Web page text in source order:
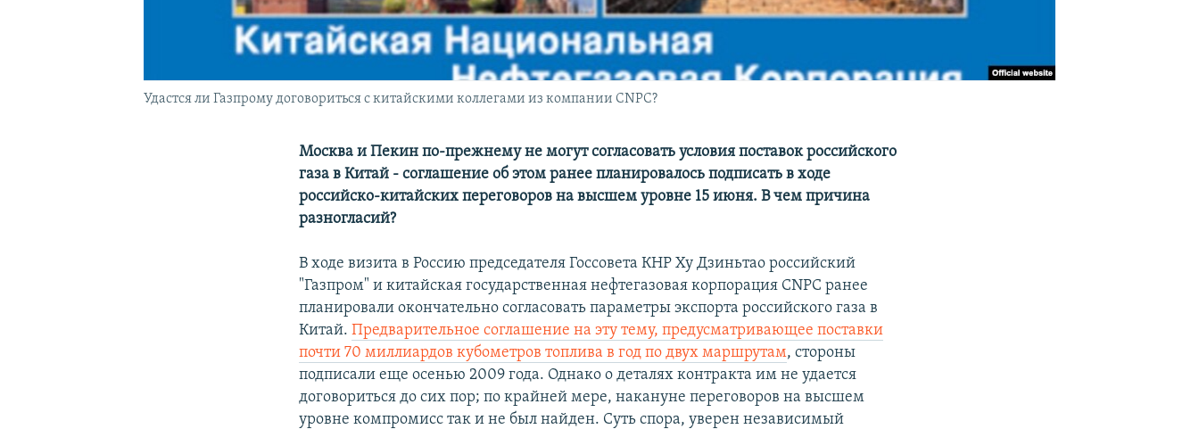
Удастся ли Газпрому договориться с китайскими коллегами из компании CNPC?
Москва и Пекин по-прежнему не могут согласовать условия поставок российского
газа в Китай - соглашение об этом ранее планировалось подписать в ходе
российско-китайских переговоров на высшем уровне 15 июня. В чем причина
разногласий?
В ходе визита в Россию председателя Госсовета КНР Ху Дзиньтао российский
"Газпром" и китайская государственная нефтегазовая корпорация CNPC ранее
планировали окончательно согласовать параметры экспорта российского газа в
Китай.Предварительное соглашение на эту тему, предусматривающее поставки
почти 70 миллиардов кубометров топлива в год по двух маршрутам, стороны
подписали еще осенью 2009 года. Однако о деталях контракта им не удается
договориться до сих пор; по крайней мере, накануне переговоров на высшем
уровне компромисс так и не был найден. Суть спора, уверен независимый